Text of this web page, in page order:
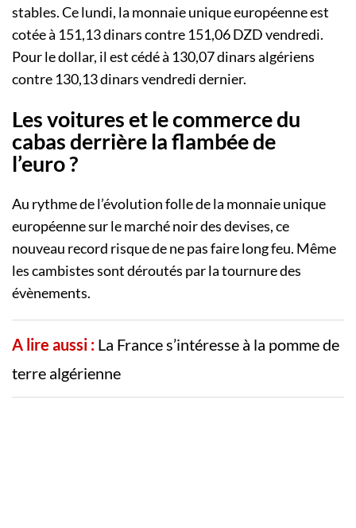
stables. Ce lundi, la monnaie unique européenne est
cotée à 151,13 dinars contre 151,06 DZD vendredi.
Pour le dollar, il est cédé à 130,07 dinars algériens
contre 130,13 dinars vendredi dernier.
Les voitures et le commerce du
cabas derrière la flambée de
l’euro ?
Au rythme de l’évolution folle de la monnaie unique
européenne sur le marché noir des devises, ce
nouveau record risque de ne pas faire long feu. Même
les cambistes sont déroutés par la tournure des
évènements.
A lire aussi : La France s’intéresse à la pomme de
terre algérienne